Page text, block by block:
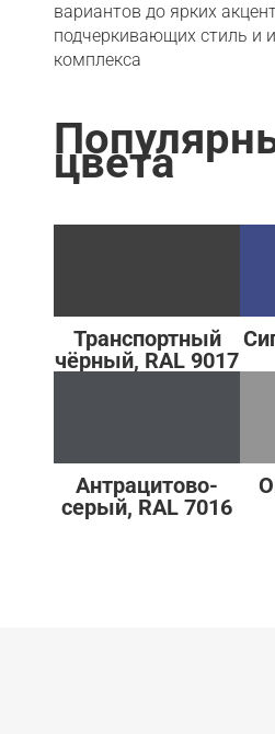
вариантов до ярких
подчеркивающих стиль и
комплекса
цвета
Транспортный
чёрный, RAL 9017
Антрацитово-
серый, RAL 7016